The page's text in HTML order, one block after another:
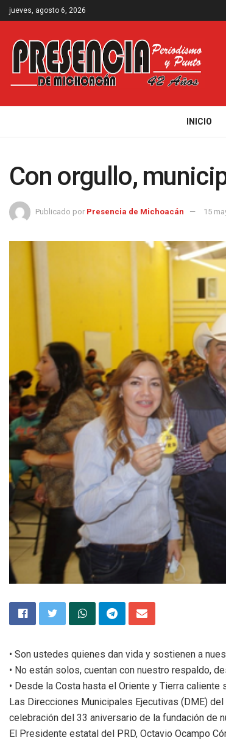
jueves, agosto 6, 2026
INICIO
Con orgullo,
Publicado por Presencia de Michoacán 15
• Son ustedes quienes dan vida y sostienen a
• No están solos, cuentan con nuestro respaldo,
• Desde la Costa hasta el Oriente y Tierra caliente
Las Direcciones Municipales Ejecutivas (DME)
celebración del 33 aniversario de la fundación de
El Presidente estatal del PRD, Octavio Ocampo